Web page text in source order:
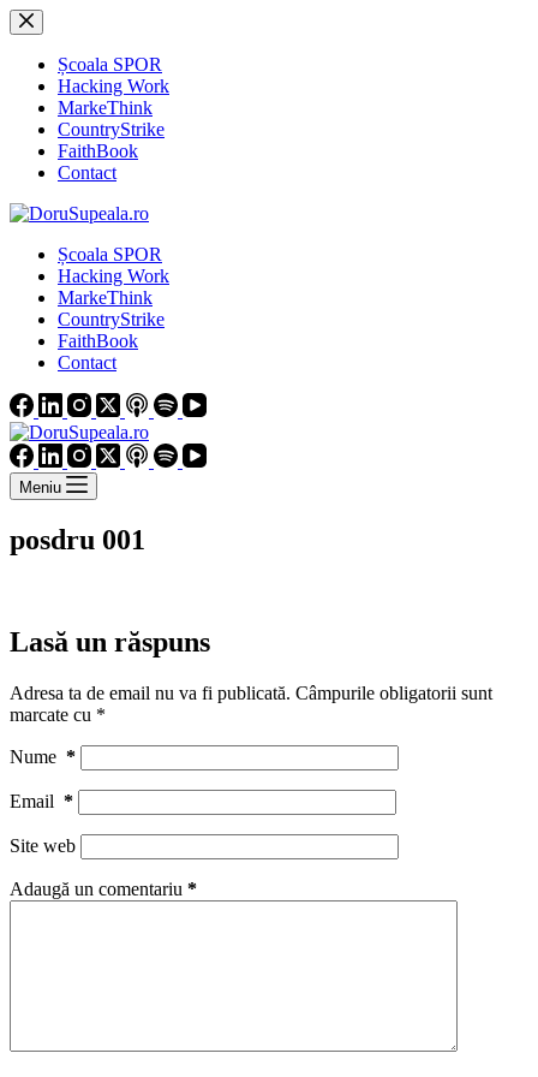
Sari
la
conținutȘcoala SPOR
Hacking Work
MarkeThink
CountryStrike
FaithBook
Contact
Școala SPOR
Hacking Work
MarkeThink
CountryStrike
FaithBook
Contact
Meniu
posdru 001
Lasă un răspuns
Adresa ta de email nu va fi publicată. Câmpurile obligatorii sunt
marcate cu *
Nume *
Email *
Site web
Adaugă un comentariu *